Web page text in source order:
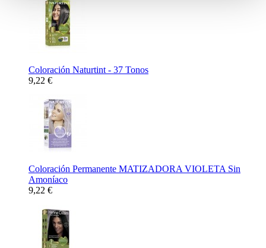
Coloración Naturtint - 37 Tonos
9,22 €
Coloración Permanente MATIZADORA VIOLETA Sin
Amoníaco
9,22 €